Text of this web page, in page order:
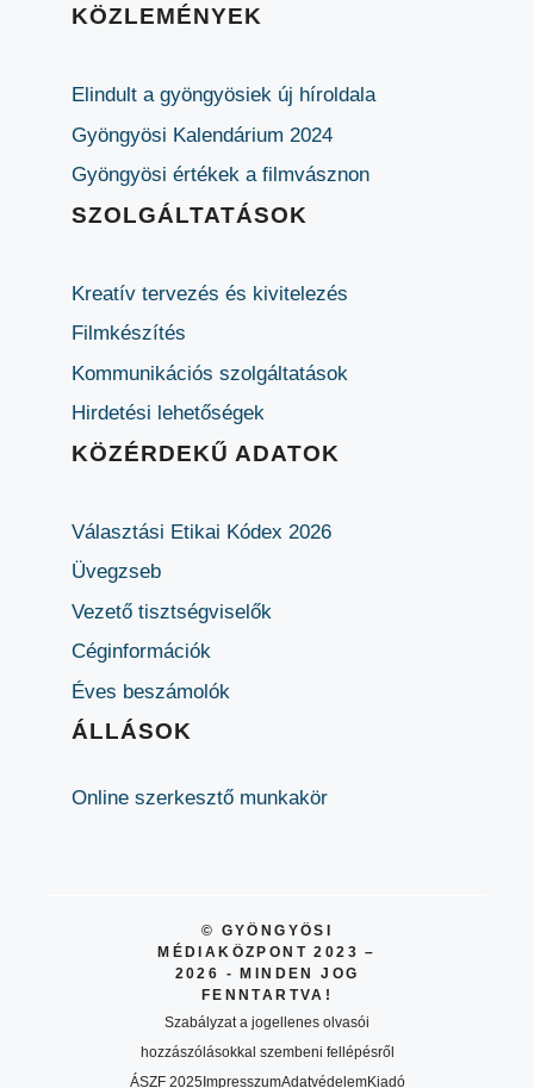
KÖZLEMÉNYEK
Elindult a gyöngyösiek új híroldala
Gyöngyösi Kalendárium 2024
Gyöngyösi értékek a filmvásznon
SZOLGÁLTATÁSOK
Kreatív tervezés és kivitelezés
Filmkészítés
Kommunikációs szolgáltatások
Hirdetési lehetőségek
KÖZÉRDEKŰ ADATOK
Választási Etikai Kódex 2026
Üvegzseb
Vezető tisztségviselők
Céginformációk
Éves beszámolók
ÁLLÁSOK
Online szerkesztő munkakör
© GYÖNGYÖSI
MÉDIAKÖZPONT 2023 –
2026 - MINDEN JOG
FENNTARTVA!
Szabályzat a jogellenes olvasói
hozzászólásokkal szembeni fellépésről
ÁSZF 2025ImpresszumAdatvédelemKiadó